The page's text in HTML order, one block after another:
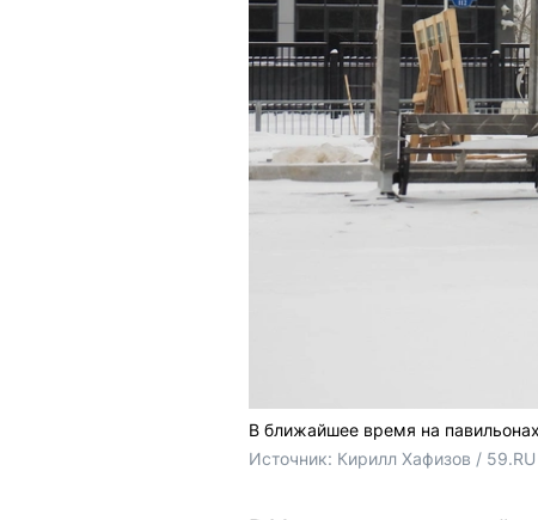
В ближайшее время на
Источник: Кирилл Хафизов / 59.RU